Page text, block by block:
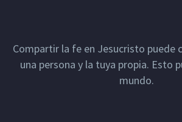
Compartir la fe en Jesucristo puede
una persona y la tuya propia. Esto
mundo.